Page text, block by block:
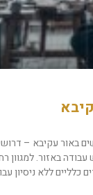
באור עקיבא –
באזור. למגוון
ללא ניסיון